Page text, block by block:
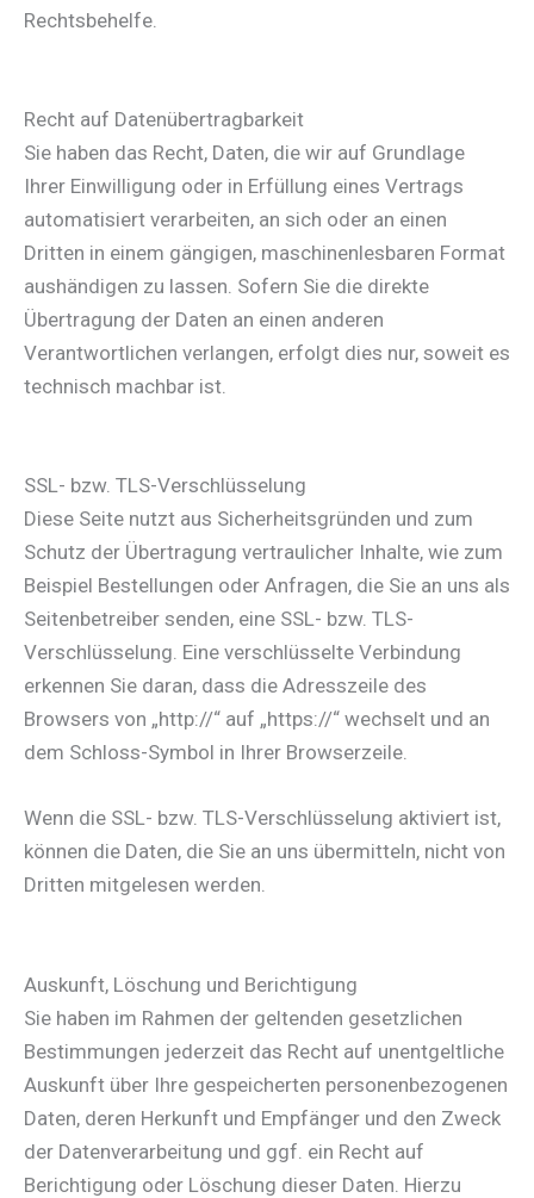
Rechtsbehelfe.
Recht auf Daten­übertrag­barkeit
Sie haben das Recht, Daten, die wir auf Grundlage
Ihrer Einwilligung oder in Erfüllung eines Vertrags
automatisiert verarbeiten, an sich oder an einen
Dritten in einem gängigen, maschinenlesbaren Format
aushändigen zu lassen. Sofern Sie die direkte
Übertragung der Daten an einen anderen
Verantwortlichen verlangen, erfolgt dies nur, soweit es
technisch machbar ist.
SSL- bzw. TLS-Verschlüsselung
Diese Seite nutzt aus Sicherheitsgründen und zum
Schutz der Übertragung vertraulicher Inhalte, wie zum
Beispiel Bestellungen oder Anfragen, die Sie an uns als
Seitenbetreiber senden, eine SSL- bzw. TLS-
Verschlüsselung. Eine verschlüsselte Verbindung
erkennen Sie daran, dass die Adresszeile des
Browsers von „http://“ auf „https://“ wechselt und an
dem Schloss-Symbol in Ihrer Browserzeile.
Wenn die SSL- bzw. TLS-Verschlüsselung aktiviert ist,
können die Daten, die Sie an uns übermitteln, nicht von
Dritten mitgelesen werden.
Auskunft, Löschung und Berichtigung
Sie haben im Rahmen der geltenden gesetzlichen
Bestimmungen jederzeit das Recht auf unentgeltliche
Auskunft über Ihre gespeicherten personenbezogenen
Daten, deren Herkunft und Empfänger und den Zweck
der Datenverarbeitung und ggf. ein Recht auf
Berichtigung oder Löschung dieser Daten. Hierzu